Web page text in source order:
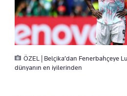
ÖZEL | Belçika’dan Fenerbahçeye
dünyanın en iyilerinden